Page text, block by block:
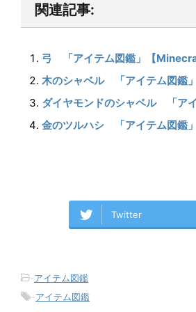
関連記事:
弓 「アイテム図鑑」【
木のシャベル 「アイテム図鑑
ダイヤモンドのシャベル 「ア
金のツルハシ 「アイテム図鑑
Twitter
-アイテム図鑑
-アイテム図鑑